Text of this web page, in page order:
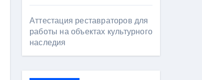
Аттестация реставраторов для
работы на объектах культурного
наследия